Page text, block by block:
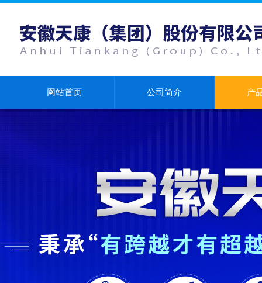
网站首页 公司简介 产